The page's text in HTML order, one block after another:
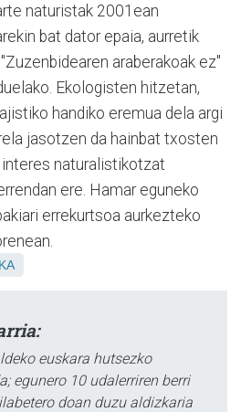
naturistak 2001ean
bat dator epaia, aurretik
araberakoak ez"
Ekologisten hitzetan,
handiko eremua dela argi
jasotzen da hainbat txosten
naturalistikotzat
ere. Hamar eguneko
errekurtsoa aurkezteko
euskara hutsezko
egunero 10 udalerriren berri
doan duzu aldizkaria